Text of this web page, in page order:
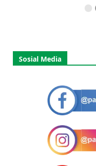
Sosial Media